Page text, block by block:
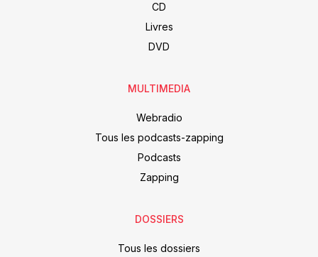
CD
Livres
DVD
MULTIMEDIA
Webradio
Tous les podcasts-zapping
Podcasts
Zapping
DOSSIERS
Tous les dossiers